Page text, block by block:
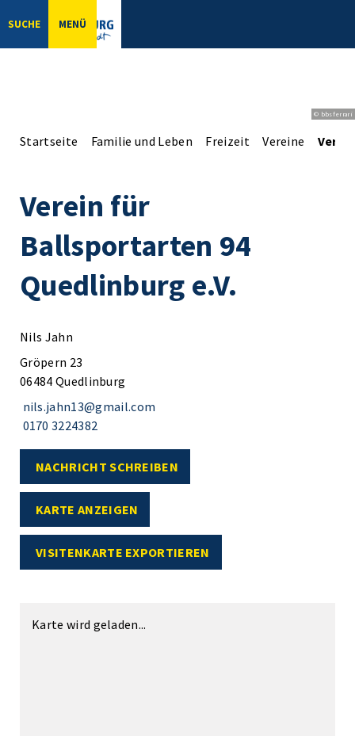
SUCHE MENÜ
© bbsferrari
Startseite Familie und Leben Freizeit Vereine
Verein für
Ballsportarten 94
Quedlinburg e.V.
Nils Jahn
Gröpern 23
06484 Quedlinburg
nils.jahn13@gmail.com
0170 3224382
NACHRICHT SCHREIBEN
KARTE ANZEIGEN
VISITENKARTE EXPORTIEREN
Karte wird geladen...